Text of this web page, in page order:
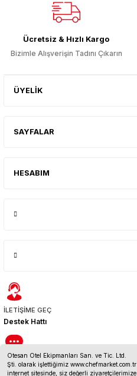
Otesan Otel Ekipmanları San. ve Tic. Ltd.
Şti. olarak işlettiğimiz www.chefmarket.com.tr
internet sitesinde, siz değerli ziyaretçilerimize
Ücretsiz & Hızlı Kargo
Bizimle Alışverişin Tadını Çıkarın
ÜYELİK
SAYFALAR
HESABIM
İLETİŞİME GEÇ
Destek Hattı
BİZE ULAŞIN
İletişim Bilgileri